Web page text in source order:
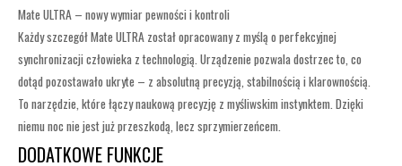
Mate ULTRA – nowy wymiar pewności i kontroli
Każdy szczegół Mate ULTRA został opracowany z myślą o perfekcyjnej
synchronizacji człowieka z technologią. Urządzenie pozwala dostrzec to, co
dotąd pozostawało ukryte – z absolutną precyzją, stabilnością i klarownością.
To narzędzie, które łączy naukową precyzję z myśliwskim instynktem. Dzięki
niemu noc nie jest już przeszkodą, lecz sprzymierzeńcem.
DODATKOWE FUNKCJE